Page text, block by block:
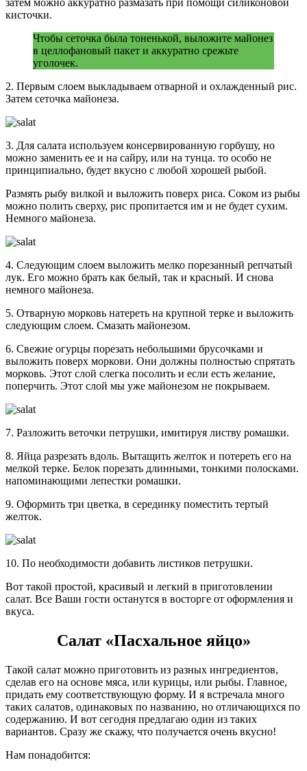
затем можно аккуратно размазать при помощи силиконовой
кисточки.
Чтобы сеточка была тоненькой, выложите майонез
в целлофановый пакет и аккуратно срежьте
уголочек.
2. Первым слоем выкладываем отварной и охлажденный рис.
Затем сеточка майонеза.
3. Для салата используем консервированную горбушу, но
можно заменить ее и на сайру, или на тунца. то особо не
принципиально, будет вкусно с любой хорошей рыбой.
Размять рыбу вилкой и выложить поверх риса. Соком из рыбы
можно полить сверху, рис пропитается им и не будет сухим.
Немного майонеза.
4. Следующим слоем выложить мелко порезанный репчатый
лук. Его можно брать как белый, так и красный. И снова
немного майонеза.
5. Отварную морковь натереть на крупной терке и выложить
следующим слоем. Смазать майонезом.
6. Свежие огурцы порезать небольшими брусочками и
выложить поверх моркови. Они должны полностью спрятать
морковь. Этот слой слегка посолить и если есть желание,
поперчить. Этот слой мы уже майонезом не покрываем.
7. Разложить веточки петрушки, имитируя листву ромашки.
8. Яйца разрезать вдоль. Вытащить желток и потереть его на
мелкой терке. Белок порезать длинными, тонкими полосками.
напоминающими лепестки ромашки.
9. Оформить три цветка, в серединку поместить тертый
желток.
10. По необходимости добавить листиков петрушки.
Вот такой простой, красивый и легкий в приготовлении
салат. Все Ваши гости останутся в восторге от оформления и
вкуса.
Салат «Пасхальное яйцо»
Такой салат можно приготовить из разных ингредиентов,
сделав его на основе мяса, или курицы, или рыбы. Главное,
придать ему соответствующую форму. И я встречала много
таких салатов, одинаковых по названию, но отличающихся по
содержанию. И вот сегодня предлагаю один из таких
вариантов. Сразу же скажу, что получается очень вкусно!
Нам понадобится: